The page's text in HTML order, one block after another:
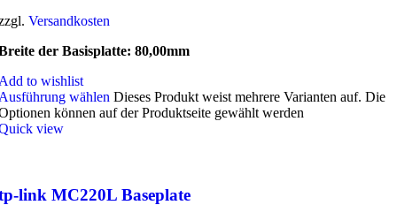
Versandkosten
der Basisplatte: 80,00mm
to wishlist
wählen Dieses Produkt weist mehrere Varianten auf. Die
können auf der Produktseite gewählt werden
view
link MC220L Baseplate